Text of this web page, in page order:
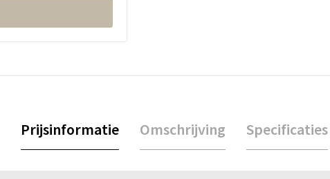
Prijsinformatie Omschrijving Specificaties